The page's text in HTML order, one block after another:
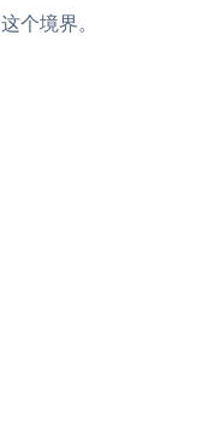
个境界。